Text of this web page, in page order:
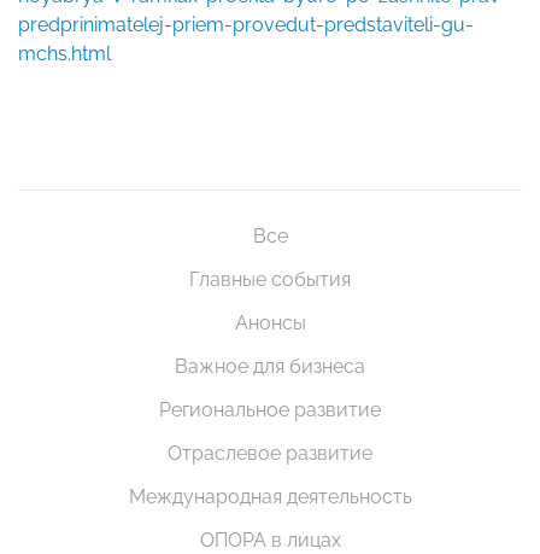
predprinimatelej-priem-provedut-predstaviteli-gu-
mchs.html
Все
Главные события
Анонсы
Важное для бизнеса
Региональное развитие
Отраслевое развитие
Международная деятельность
ОПОРА в лицах